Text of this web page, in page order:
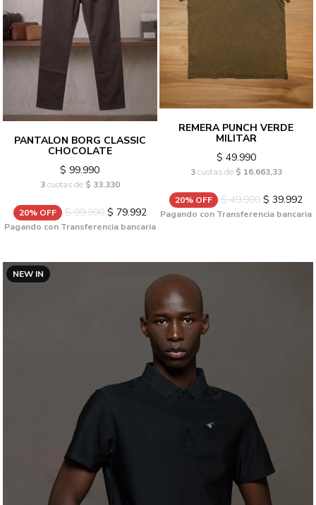
PANTALON BORG CLASSIC
CHOCOLATE
$ 99.990
3cuotas de $ 33.330
20% OFF $ 99.990$ 79.992
Pagando con Transferencia bancaria
REMERA PUNCH VERDE
MILITAR
$ 49.990
3cuotas de $ 16.663,33
20% OFF $ 49.990 $ 39.992
Pagando con Transferencia bancaria
NEW IN